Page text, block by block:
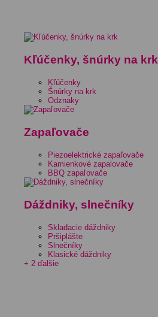
Kľúčenky, šnúrky na krk
Kľúčenky
Šnúrky na krk
Odznaky
Zapaľovače
Piezoelektrické zapaľovače
Kamienkové zapalovače
BBQ zapaľovače
Dáždniky, slnečníky
Skladacie dáždniky
Pršiplášte
Slnečníky
Klasické dáždniky
+ 2 ďalšie